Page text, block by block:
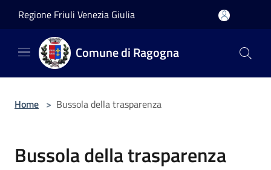
Regione Friuli Venezia Giulia
Comune di Ragogna
Home > Bussola della trasparenza
Bussola della trasparenza